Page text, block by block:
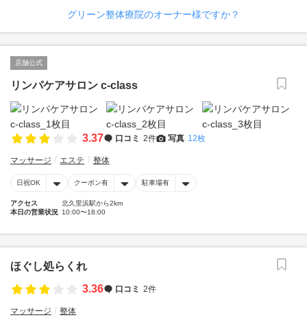
グリーン整体療院のオーナー様ですか？
店舗公式
リンパケアサロン c-class
3.37 口コミ 2件 写真 12枚
マッサージ エステ 整体
日祝OK クーポン有 駐車場有
アクセス
北久里浜駅から2km
本日の営業状況 10:00〜18:00
ほぐし処らくれ
3.36
口コミ 2件
マッサージ 整体